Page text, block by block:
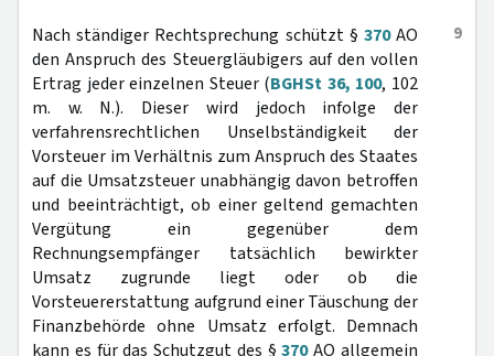
9
Nach ständiger Rechtsprechung schützt § 370AO
den Anspruch des Steuergläubigers auf den vollen
Ertrag jeder einzelnen Steuer (BGHSt 36, 100, 102
m. w. N.). Dieser wird jedoch infolge der
verfahrensrechtlichen Unselbständigkeit der
Vorsteuer im Verhältnis zum Anspruch des Staates
auf die Umsatzsteuer unabhängig davon betroffen
und beeinträchtigt, ob einer geltend gemachten
Vergütung ein gegenüber dem
Rechnungsempfänger tatsächlich bewirkter
Umsatz zugrunde liegt oder ob die
Vorsteuererstattung aufgrund einer Täuschung der
Finanzbehörde ohne Umsatz erfolgt. Demnach
kann es für das Schutzgut des §370AO allgemein